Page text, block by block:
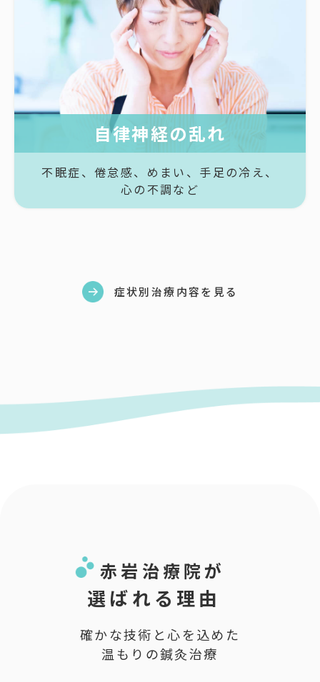
自律神経の乱れ
不眠症、 倦怠感、 めまい、 手足の冷え、
心の不調など
症状別治療内容を見る
赤岩治療院が
選ばれる理由
確かな技術と心を込めた
温もりの鍼灸治療